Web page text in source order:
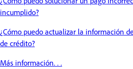
incumplido?
¿Cómo puedo actualizar la información
de crédito?
Más información. . .